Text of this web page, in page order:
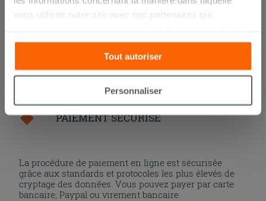
vous utilisez notre site avec nos partenaires qui
et les réseaux sociaux. Lesdits partenaires pourraient
combiner ces informations avec d’autres que vous leur
avez fournies ou qu’ils ont recueillies à partir de votre
utilisation sur leurs services. Si vous souhaitez en savoir
cookies, ou à quelques-uns seulement,cliquez iciou
« personalizer ». Le consentement peut être exprimé en
l'installation des cookies techniques uniquement.
Tout autoriser
Personnaliser
Les échantillons sont habituellement livrés en
quelques jours.
années avec les plus grandsspécialistes des
transports internationauxet l'expédition des produits
est suivie par tracking.
Pour en savoir plus consultez la rubriquedélais et
PAIEMENT SÉCURISÉ
La procédure de paiement en ligne est sécurisée
grâce aux standards et protocoles les plus élevés de
cryptage des données. Vous pouvez payer par carte
bancaire, Paypal ou virement bancaire.